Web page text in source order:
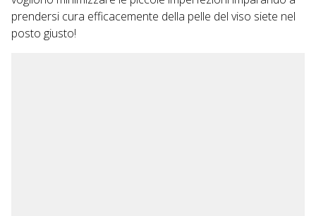
prendersi cura efficacemente della pelle del viso siete nel
posto giusto!